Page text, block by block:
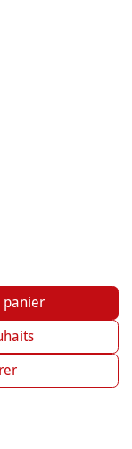
panier